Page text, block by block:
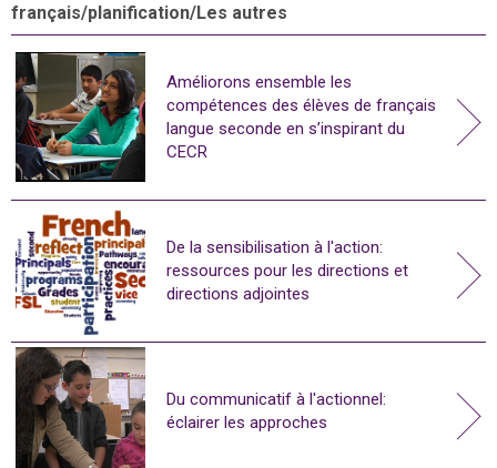
français/planification/Les autres
Améliorons ensemble les
compétences des élèves de français
langue seconde en s’inspirant du
CECR
De la sensibilisation à l'action:
ressources pour les directions et
directions adjointes
Du communicatif à l'actionnel:
éclairer les approches